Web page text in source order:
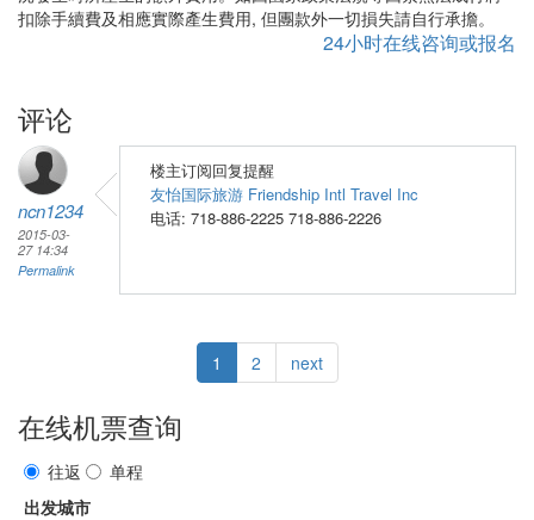
扣除手續費及相應實際產生費用, 但團款外一切損失請自行承擔。
24小时在线咨询或报名
评论
ncn1234
2015-03-
27 14:34
Permalink
楼主订阅回复提醒
友怡国际旅游 Friendship Intl Travel Inc
电话: 718-886-2225 718-886-2226
1 2 next
在线机票查询
往返
单程
出发城市